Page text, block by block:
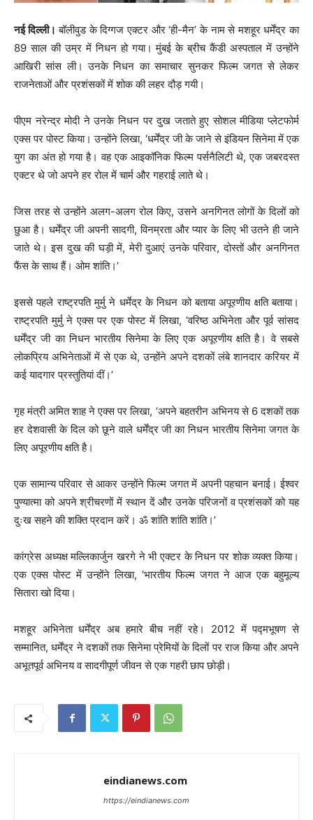
नई दिल्ली। बॉलीवुड के दिग्गज एक्टर और ‘ही-मैन’ के नाम से मशहूर धर्मेंद्र का
89 साल की उम्र में निधन हो गया। मुंबई के ब्रीच कैंडी अस्पताल में उन्होंने
आखिरी सांस ली। उनके निधन का समाचार सुनकर फिल्म जगत से लेकर
राजनेताओं और प्रशंसकों में शोक की लहर दौड़ गयी।
पीएम नरेन्द्र मोदी ने उनके निधन पर दुख जताते हुए सोशल मीडिया प्लेटफोर्म
एक्स पर पोस्ट किया। उन्होंने लिखा, ‘धर्मेंद्र जी के जाने से इंडियन सिनेमा में एक
युग का अंत हो गया है। वह एक आइकॉनिक फिल्म पर्सनैलिटी थे, एक जबरदस्त
एक्टर थे जो अपने हर रोल में चार्म और गहराई लाते थे।
जिस तरह से उन्होंने अलग-अलग रोल किए, उसने अनगिनत लोगों के दिलों को
छुआ है। धर्मेंद्र जी अपनी सादगी, विनम्रता और प्यार के लिए भी उतने ही जाने
जाते थे। इस दुख की घड़ी में, मेरी दुआएं उनके परिवार, दोस्तों और अनगिनत
फैंस के साथ हैं। ओम शांति।’
इससे पहले राष्ट्रपति मुर्मु ने धर्मेद्र के निधन को बताया अपूरणीय क्षति बताया।
राष्ट्रपति मुर्मु ने एक्स पर एक पोस्ट में लिखा, ‘वरिष्ठ अभिनेता और पूर्व सांसद
धर्मेंद्र जी का निधन भारतीय सिनेमा के लिए एक अपूरणीय क्षति है। वे सबसे
लोकप्रिय अभिनेताओं में से एक थे, उन्होंने अपने दशकों लंबे शानदार करियर में
कई यादगार प्रस्तुतियां दीं।’
गृह मंत्री अमित शाह ने एक्स पर लिखा, ‘अपने बहतरीन अभिनय से 6 दशकों तक
हर देशवासी के दिल को छूने वाले धर्मेंद्र जी का निधन भारतीय सिनेमा जगत के
लिए अपूरणीय क्षति है।
एक सामान्य परिवार से आकर उन्होंने फिल्म जगत में अपनी पहचान बनाई। ईश्वर
पुण्यात्मा को अपने श्रीचरणों में स्थान दें और उनके परिजनों व प्रशंसकों को यह
दुःख सहने की शक्ति प्रदान करें। ॐ शांति शांति शांति।’
कांग्रेस अध्यक्ष मल्लिकार्जुन खरगे ने भी एक्टर के निधन पर शोक व्यक्त किया।
एक एक्स पोस्ट में उन्होंने लिखा, ‘भारतीय फिल्म जगत ने आज एक बहुमूल्य
सितारा खो दिया।
मशहूर अभिनेता धर्मेंद्र अब हमारे बीच नहीं रहे। 2012 में पद्मभूषण से
सम्मानित, धर्मेंद्र ने दशकों तक सिनेमा प्रेमियों के दिलों पर राज किया और अपने
अभूतपूर्व अभिनय व सादगीपूर्ण जीवन से एक गहरी छाप छोड़ी।
eindianews.com
https://eindianews.com